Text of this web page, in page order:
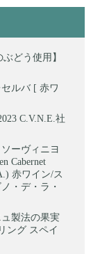
どう使用】
ルバ [ 赤ワ
C.V.N.E.社
ーヴィニヨ
Cabernet
赤ワイン/ス
・デ・ラ・
製法の果実
ング スペイ